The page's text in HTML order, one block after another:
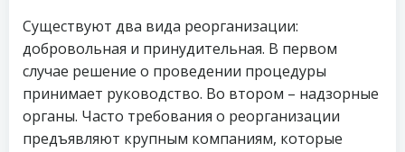
Существуют два вида реорганизации:
добровольная и принудительная. В первом
случае решение о проведении процедуры
принимает руководство. Во втором – надзорные
органы. Часто требования о реорганизации
предъявляют крупным компаниям, которые